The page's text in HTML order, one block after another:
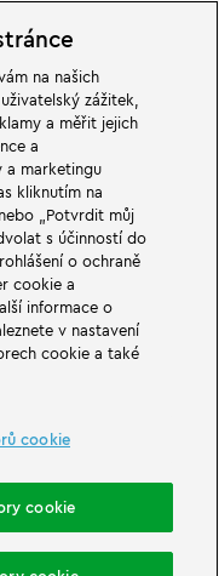
parku LEGOLAND v
atrakce a spoustu legrace
pro rodiny s dětmi ve věku
Günzburgu v Bavorsku.
parků v Bavorsku
parků v Německu. Se
zážitek pro dospělé i děti.
také prázdninová
v sudech.
the Minifigure,
are trademarks of
Bros. Entertainment Inc. All
na našich
zážitek,
a měřit jejich
a
a marketingu
kliknutím na
„Potvrdit můj
s účinností do
o ochraně
cookie a
informace o
v nastavení
cookie a také
cookie
cookie